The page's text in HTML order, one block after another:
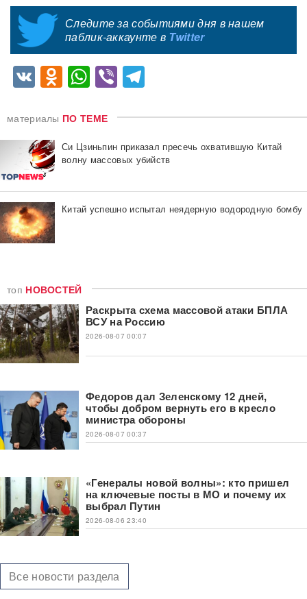
Следите за событиями дня в нашем
паблик-аккаунте в Twitter
VKOdnoklassniki
WhatsApp
Viber
материалы ПО ТЕМЕ
Си Цзиньпин приказал пресечь охватившую Китай
волну массовых убийств
Китай успешно испытал неядерную водородную бомбу
топ НОВОСТЕЙ
Раскрыта схема массовой атаки БПЛА
ВСУ на Россию
2026-08-07 00:07
Федоров дал Зеленскому 12 дней,
чтобы добром вернуть его в кресло
министра обороны
2026-08-07 00:37
«Генералы новой волны»: кто пришел
на ключевые посты в МО и почему их
выбрал Путин
2026-08-06 23:40
Все новости раздела